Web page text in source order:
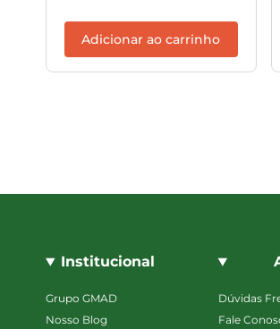
Adicionar ao carrinho
Institucional
Grupo GMAD
Nosso Blog
Dúvidas
Fale